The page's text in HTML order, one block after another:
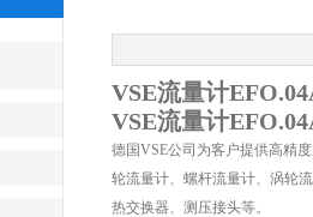
VSE流量计
VSE流量计
德国VSE公司为客户提供高精
轮流量计、螺杆流量计、涡轮
热交换器、测压接头等。